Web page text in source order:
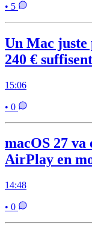
• 5
Un Mac juste
240 € suffisent
15:06
• 0
macOS 27
AirPlay en
14:48
• 0